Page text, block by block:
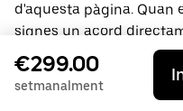
d'aquesta pàgina. Quan
signes un acord
no és part. Si tens
el tercer.
€299.00
setmanalment